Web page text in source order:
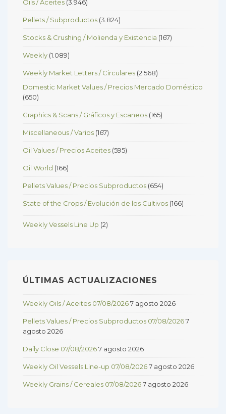
Oils / Aceites (3.946)
Pellets / Subproductos (3.824)
Stocks & Crushing / Molienda y Existencia (167)
Weekly (1.089)
Weekly Market Letters / Circulares (2.568)
Domestic Market Values / Precios Mercado Doméstico
(650)
Graphics & Scans / Gráficos y Escaneos (165)
Miscellaneous / Varios (167)
Oil Values / Precios Aceites (595)
Oil World (166)
Pellets Values / Precios Subproductos (654)
State of the Crops / Evolución de los Cultivos (166)
Weekly Vessels Line Up (2)
ÚLTIMAS ACTUALIZACIONES
Weekly Oils / Aceites 07/08/20267 agosto 2026
Pellets Values / Precios Subproductos 07/08/20267
agosto 2026
Daily Close 07/08/20267 agosto 2026
Weekly Oil Vessels Line-up 07/08/20267 agosto 2026
Weekly Grains / Cereales 07/08/20267 agosto 2026